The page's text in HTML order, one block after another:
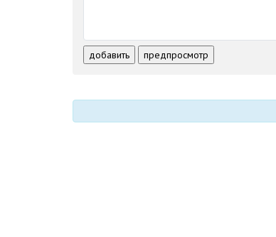
-
-
-
добавить предпросмотр